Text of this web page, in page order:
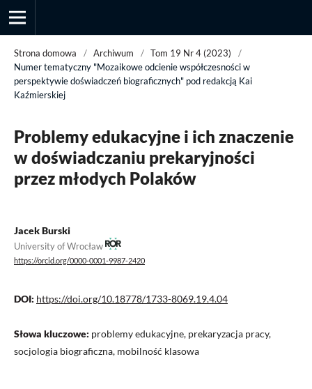
Strona domowa / Archiwum / Tom 19 Nr 4 (2023)
/
Numer tematyczny "Mozaikowe odcienie współczesności w
perspektywie doświadczeń biograficznych" pod redakcją Kai
Kaźmierskiej
Problemy edukacyjne i ich znaczenie
w doświadczaniu prekaryjności
przez młodych Polaków
Jacek Burski
University of Wrocław
https://orcid.org/0000-0001-9987-2420
DOI: https://doi.org/10.18778/1733-8069.19.4.04
Słowa kluczowe: problemy edukacyjne, prekaryzacja pracy,
socjologia biograficzna, mobilność klasowa